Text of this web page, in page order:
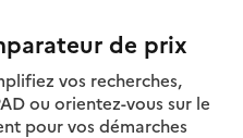
de prix
vos recherches,
ou orientez-vous sur le
pour vos démarches